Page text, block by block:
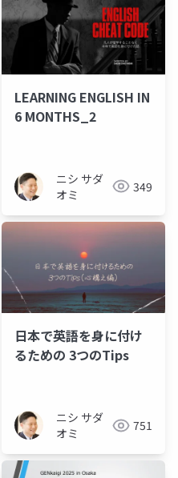
LEARNING ENGLISH IN
6 MONTHS_2
ニシ サダ
オミ
349
日本で英語を身に付け
るための 3つのTips
ニシ サダ
オミ
751